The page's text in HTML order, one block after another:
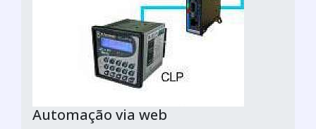
Automação via web